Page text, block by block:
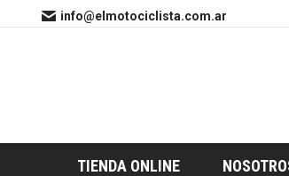
info@elmotociclista.com.ar
TIENDA ONLINE